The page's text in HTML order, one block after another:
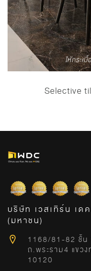
Selective
บริษัท เวสเทิร์น เด
(มหาชน)
1168/81-82 ชั้น
ถ.พระราม4 แขว
10120